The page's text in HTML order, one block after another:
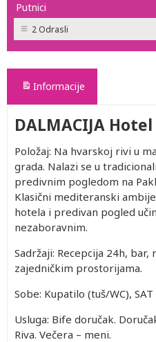
Putnici
2 Odrasli
Informacije
DALMACIJA Hotel
Položaj: Na hvarskoj rivi u
grada. Nalazi se u
predivnim pogledom na
Klasični mediteranski
hotela i predivan pogled
nezaboravnim.
Sadržaji: Recepcija 24h,
zajedničkim prostorijama.
Sobe: Kupatilo (tuš/WC),
Usluga: Bife doručak.
Riva. Večera – meni.